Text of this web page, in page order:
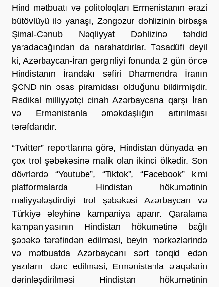
Hind mətbuatı və politoloqları Ermənistanın ərazi
bütövlüyü ilə yanaşı, Zəngəzur dəhlizinin birbaşa
Şimal-Cənub Nəqliyyat Dəhlizinə təhdid
yaradacağından da narahatdırlar. Təsadüfi deyil
ki, Azərbaycan-İran gərginliyi fonunda 2 gün öncə
Hindistanın İrandakı səfiri Dharmendra İranın
ŞCND-nin əsas piramidası olduğunu bildirmişdir.
Radikal milliyyətçi cinah Azərbaycana qarşı İran
və Ermənistanla əməkdaşlığın artırılması
tərəfdarıdır.
“Twitter” reportlarına görə, Hindistan dünyada ən
çox trol şəbəkəsinə malik olan ikinci ölkədir. Son
dövrlərdə “Youtube”, “Tiktok”, “Facebook” kimi
platformalarda Hindistan hökumətinin
maliyyələşdirdiyi trol şəbəkəsi Azərbaycan və
Türkiyə əleyhinə kampaniya aparır. Qaralama
kampaniyasının Hindistan hökumətinə bağlı
şəbəkə tərəfindən edilməsi, beyin mərkəzlərində
və mətbuatda Azərbaycanı sərt tənqid edən
yazıların dərc edilməsi, Ermənistanla əlaqələrin
dərinləşdirilməsi Hindistan hökumətinin